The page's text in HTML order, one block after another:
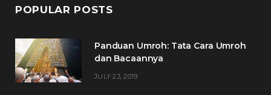
POPULAR POSTS
Panduan Umroh: Tata Cara Umroh
dan Bacaannya
JULY 23, 2019